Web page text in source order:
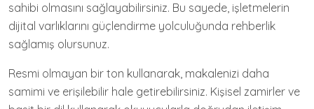
sahibi olmasını sağlayabilirsiniz. Bu sayede, işletmelerin
dijital varlıklarını güçlendirme yolculuğunda rehberlik
sağlamış olursunuz.
Resmi olmayan bir ton kullanarak, makalenizi daha
samimi ve erişilebilir hale getirebilirsiniz. Kişisel zamirler ve